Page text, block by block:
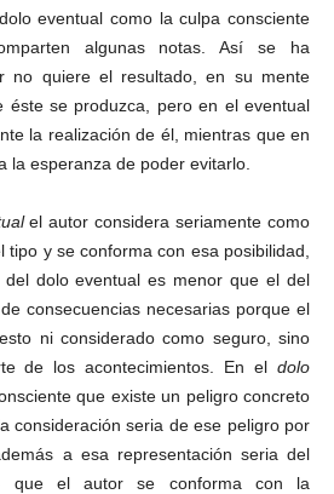
eventual como la culpa consciente
algunas notas. Así se ha
no quiere el resultado, en su mente
éste se produzca, pero en el eventual
la realización de él, mientras que en
la esperanza de poder evitarlo.
el autor considera seriamente como
tipo y se conforma con esa posibilidad,
dolo eventual es menor que el del
consecuencias necesarias porque el
ni considerado como seguro, sino
de los acontecimientos. En el dolo
que existe un peligro concreto
consideración seria de ese peligro por
a esa representación seria del
que el autor se conforma con la